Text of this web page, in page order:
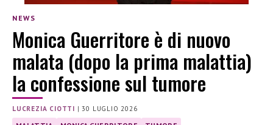
NEWS
Monica Guerritore è di nuovo
malata (dopo la prima malattia)
la confessione sul tumore
LUCREZIA CIOTTI |30 LUGLIO 2026